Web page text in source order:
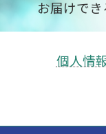
お届けでき
個人情